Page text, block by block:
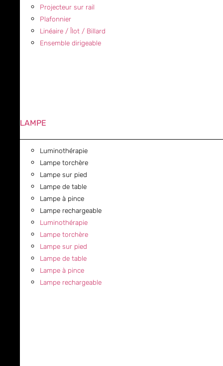
Projecteur sur rail
Plafonnier
Linéaire / Îlot / Billard
Ensemble dirigeable
LAMPE
Luminothérapie
Lampe torchère
Lampe sur pied
Lampe de table
Lampe à pince
Lampe rechargeable
Luminothérapie
Lampe torchère
Lampe sur pied
Lampe de table
Lampe à pince
Lampe rechargeable